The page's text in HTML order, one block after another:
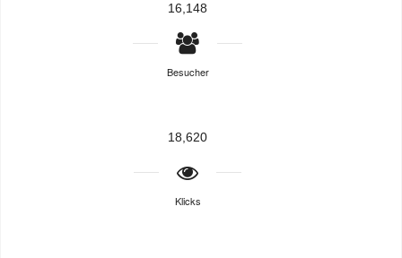
16,148
Besucher
18,620
Klicks